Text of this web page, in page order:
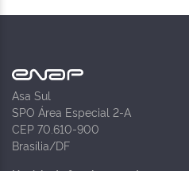
Asa Sul
SPO Área Especial 2-A
CEP 70.610-900
Brasília/DF